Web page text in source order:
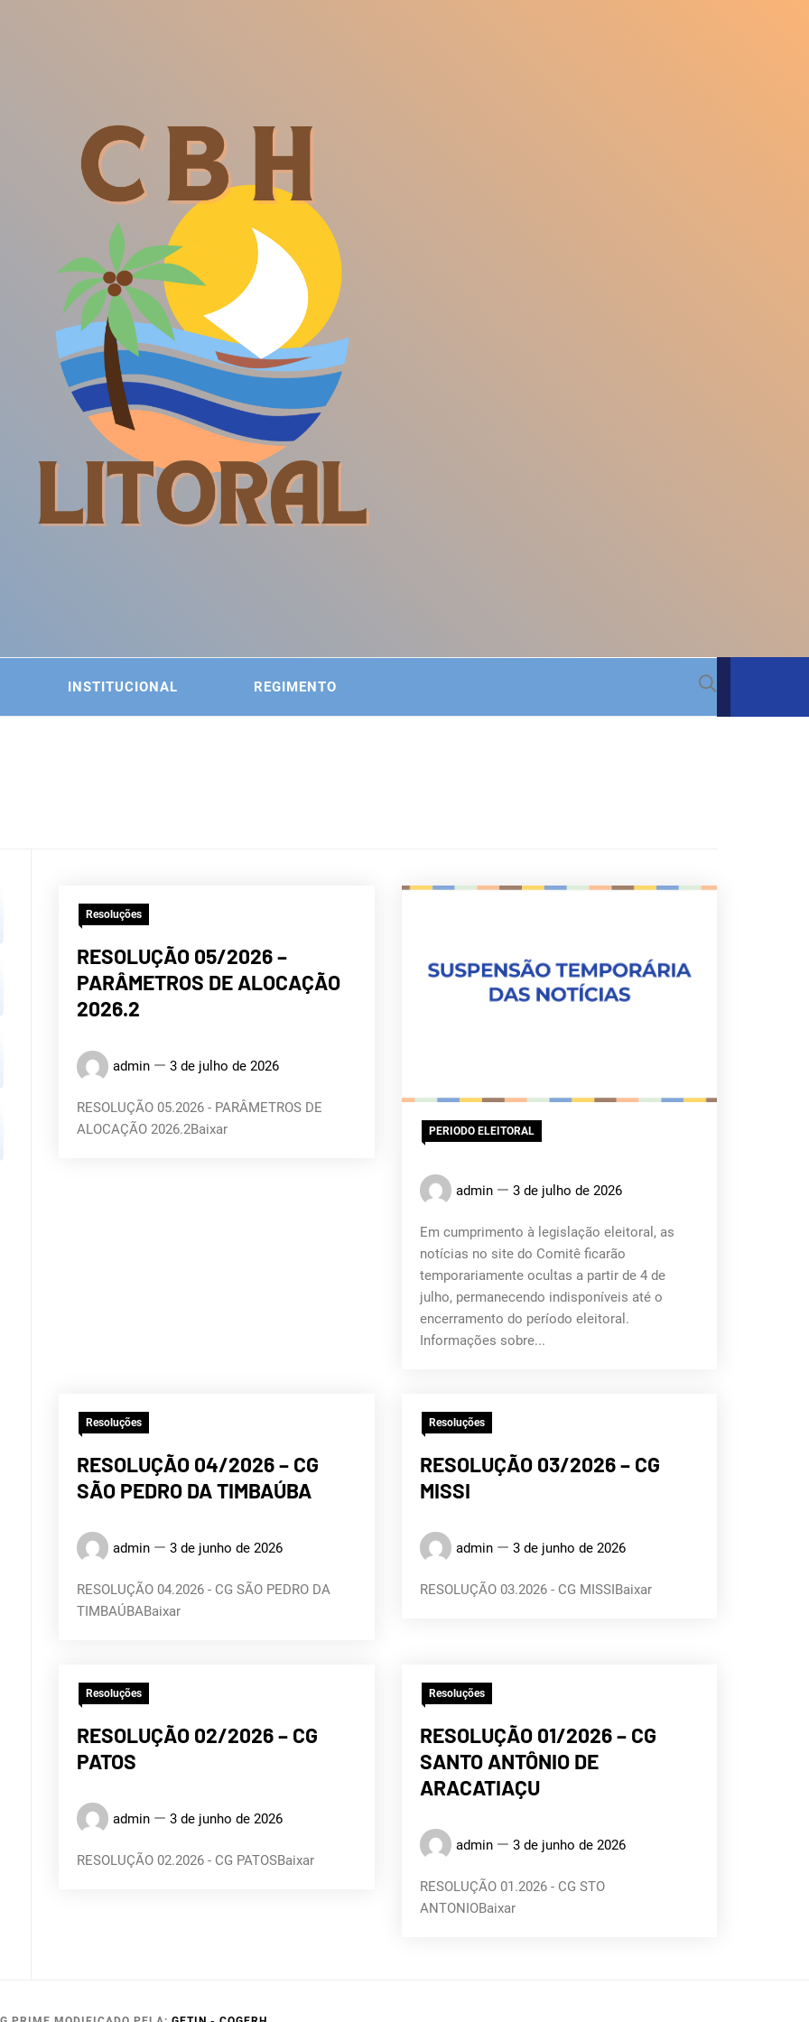
DA BACIA
DO
LITORAL
INSTITUCIONAL REGIMENTO
Resoluções
RESOLUÇÃO 05/2026 –
PARÂMETROS DE ALOCAÇÃO
2026.2
admin 3 de julho de 2026
RESOLUÇÃO 05.2026 - PARÂMETROS DE
ALOCAÇÃO 2026.2Baixar
PERIODO ELEITORAL
admin 3 de julho de 2026
Em cumprimento à legislação eleitoral, as
notícias no site do Comitê ficarão
temporariamente ocultas a partir de 4 de
julho, permanecendo indisponíveis até o
encerramento do período eleitoral.
Informações sobre...
Resoluções
RESOLUÇÃO 04/2026 – CG
SÃO PEDRO DA TIMBAÚBA
admin 3 de junho de 2026
RESOLUÇÃO 04.2026 - CG SÃO PEDRO DA
TIMBAÚBABaixar
Resoluções
RESOLUÇÃO 03/2026 – CG
MISSI
admin 3 de junho de 2026
RESOLUÇÃO 03.2026 - CG MISSIBaixar
Resoluções
RESOLUÇÃO 02/2026 – CG
PATOS
admin 3 de junho de 2026
RESOLUÇÃO 02.2026 - CG PATOSBaixar
Resoluções
RESOLUÇÃO 01/2026 – CG
SANTO ANTÔNIO DE
ARACATIAÇU
admin 3 de junho de 2026
RESOLUÇÃO 01.2026 - CG STO
ANTONIOBaixar